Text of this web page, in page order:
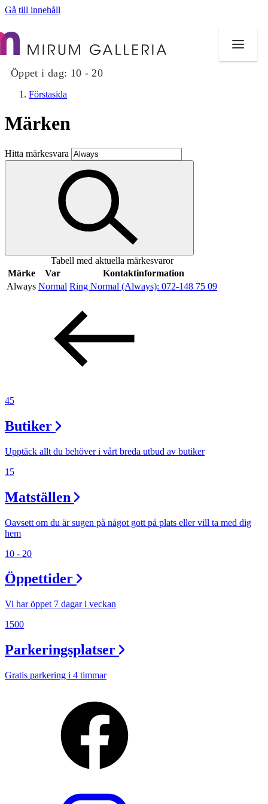
Gå till innehåll
Öppet i dag: 10 - 20
Butiker
Mat och dryck
Evenemang
Kundklubb
Inspiration
Praktisk information
Min Shopping-app
Parkering
Förstasida
Märken
Hitta märkesvara
Tabell med aktuella märkesvaror
Märke
Var
Kontaktinformation
Always Normal Ring Normal (Always): 072-148 75 09
45
Butiker
Upptäck allt du behöver i vårt breda utbud av butiker
15
Matställen
Oavsett om du är sugen på något gott på plats eller vill ta med dig
hem
10 - 20
Öppettider
Vi har öppet 7 dagar i veckan
1500
Parkeringsplatser
Gratis parkering i 4 timmar